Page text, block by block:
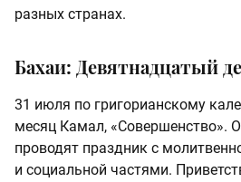
разных странах.
Бахаи: Девятнадцатый
31 июля по григорианскому
месяц Камал, «Совершенство».
проводят праздник с
и социальной частями.